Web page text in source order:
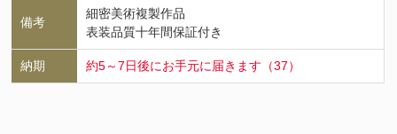
備考
細密美術複製作品
表装品質十年間保証付き
納期 約5～7日後にお手元に届きます（37）